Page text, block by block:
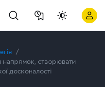
напрямок, створювати
досконалості